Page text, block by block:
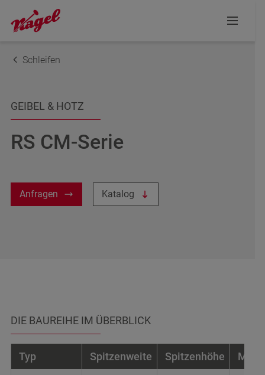
DER NÄCHSTE SCHRITT ZUR INDIVIDUELLEN
Telefon
Anfrage absenden
Schleifen
GEIBEL & HOTZ
RS CM-Serie
Anfragen Katalog
DIE BAUREIHE IM ÜBERBLICK
Typ Spitzenweite Spitzenhöhe Max.